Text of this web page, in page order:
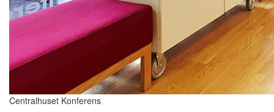
Centralhuset Konferens